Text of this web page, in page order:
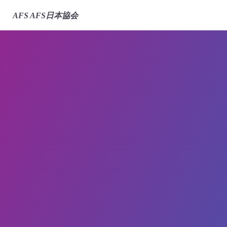
AFS AFS日本協会